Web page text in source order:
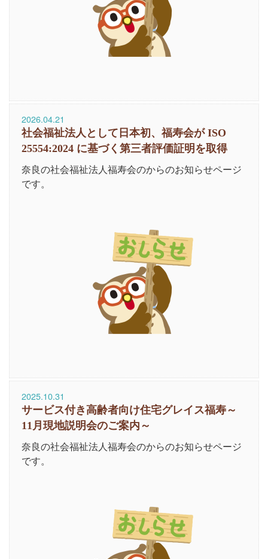
2026.04.21
社会福祉法人として日本初、福寿会が ISO
25554:2024 に基づく第三者評価証明を取得
奈良の社会福祉法人福寿会のからのお知らせページ
です。
2025.10.31
サービス付き高齢者向け住宅グレイス福寿～
11月現地説明会のご案内～
奈良の社会福祉法人福寿会のからのお知らせページ
です。